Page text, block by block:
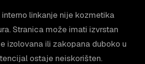
linkanje nije kozmetika
Stranica može imati izvrstan
izolovana ili zakopana duboko u
ostaje neiskorišten.